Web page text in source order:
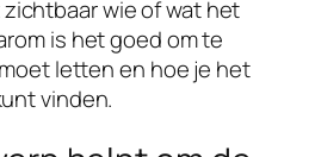
wie of wat het
is het goed om te
letten en hoe je het
vinden.